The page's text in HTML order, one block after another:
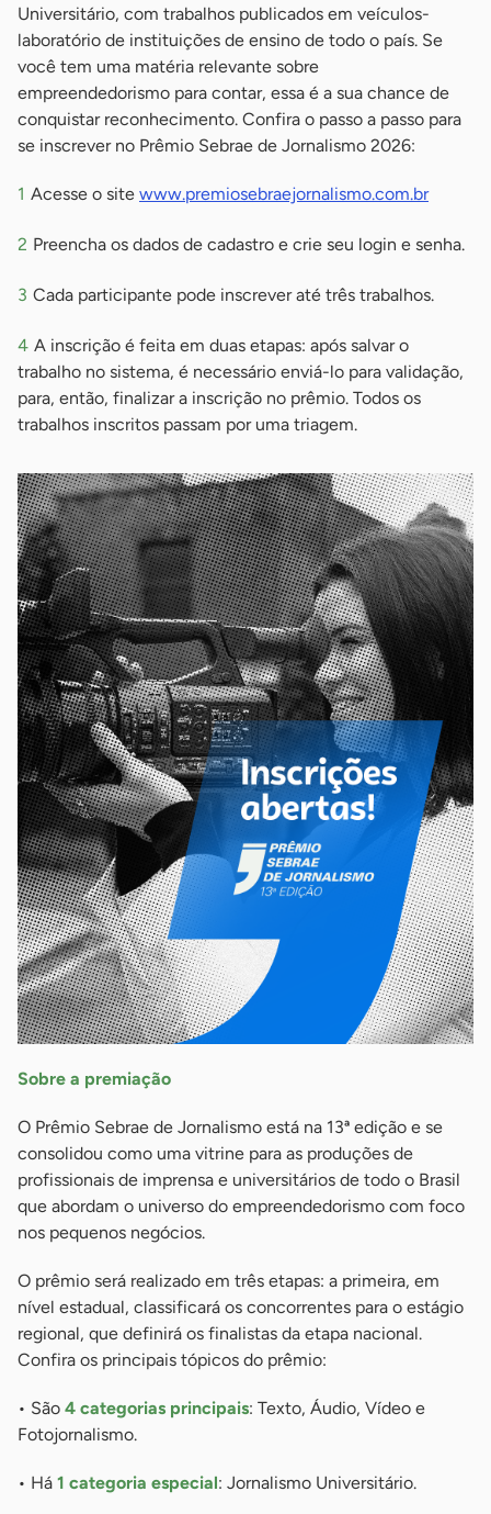
Universitário, com trabalhos publicados em veículos-
laboratório de instituições de ensino de todo o país. Se
você tem uma matéria relevante sobre
empreendedorismo para contar, essa é a sua chance de
conquistar reconhecimento. Confira o passo a passo para
se inscrever no Prêmio Sebrae de Jornalismo 2026:
Acesse o site www.premiosebraejornalismo.com.br
Preencha os dados de cadastro e crie seu login e senha.
Cada participante pode inscrever até três trabalhos.
A inscrição é feita em duas etapas: após salvar o
trabalho no sistema, é necessário enviá-lo para validação,
para, então, finalizar a inscrição no prêmio. Todos os
trabalhos inscritos passam por uma triagem.
Sobre a premiação
O Prêmio Sebrae de Jornalismo está na 13ª edição e se
consolidou como uma vitrine para as produções de
profissionais de imprensa e universitários de todo o Brasil
que abordam o universo do empreendedorismo com foco
nos pequenos negócios.
O prêmio será realizado em três etapas: a primeira, em
nível estadual, classificará os concorrentes para o estágio
regional, que definirá os finalistas da etapa nacional.
Confira os principais tópicos do prêmio:
• São 4 categorias principais: Texto, Áudio, Vídeo e
Fotojornalismo.
• Há 1 categoria especial: Jornalismo Universitário.